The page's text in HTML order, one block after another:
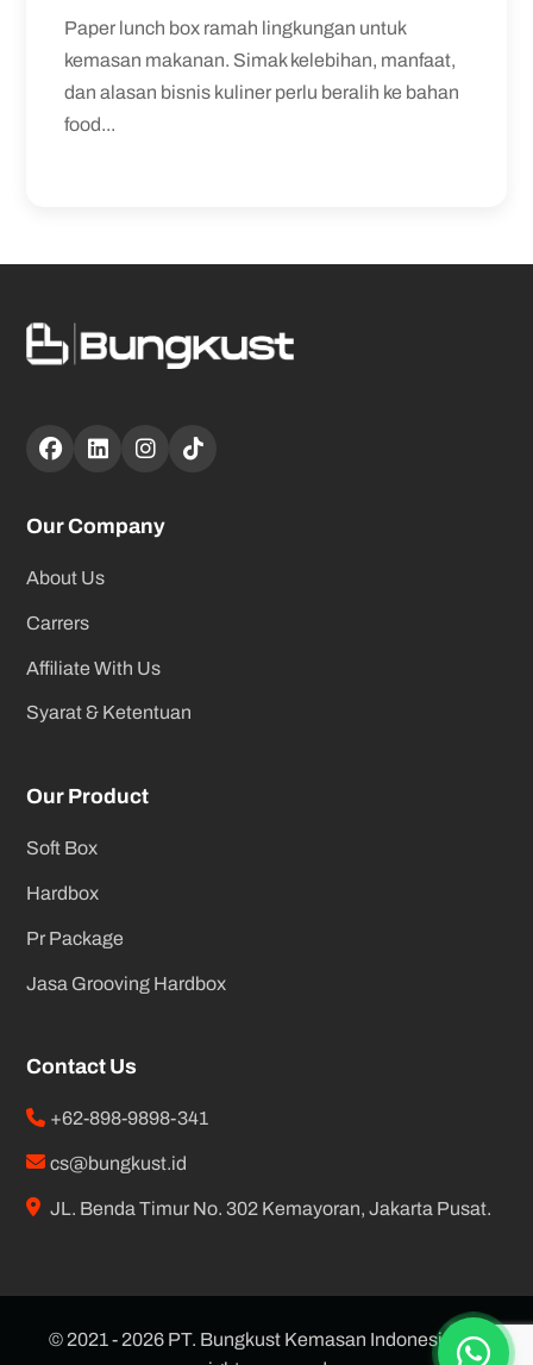
Paper lunch box ramah lingkungan untuk
kemasan makanan. Simak kelebihan, manfaat,
dan alasan bisnis kuliner perlu beralih ke bahan
food...
Our Company
About Us
Carrers
Affiliate With Us
Syarat & Ketentuan
Our Product
Soft Box
Hardbox
Pr Package
Jasa Grooving Hardbox
Contact Us
+62-898-9898-341
cs@bungkust.id
JL. Benda Timur No. 302 Kemayoran, Jakarta Pusat.
© 2021 - 2026 PT. Bungkust Kemasan Indonesia. All